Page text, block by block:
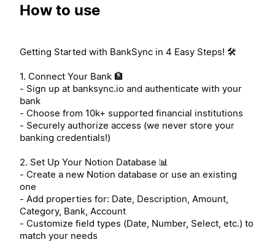
How to use
Getting Started with BankSync in 4 Easy Steps! 🛠️
1. Connect Your Bank 🏦
- Sign up at banksync.io and authenticate with your
bank
- Choose from 10k+ supported financial institutions
- Securely authorize access (we never store your
banking credentials!)
2. Set Up Your Notion Database 📊
- Create a new Notion database or use an existing
one
- Add properties for: Date, Description, Amount,
Category, Bank, Account
- Customize field types (Date, Number, Select, etc.) to
match your needs